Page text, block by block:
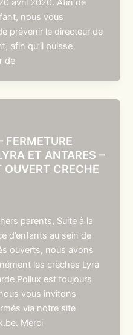
avril 2020. Afin de
nous vous
prévenir le directeur de
afin qu’il puisse
de
FERMETURE
ET ANTARES –
OUVERT CRECHE
parents, Suite à la
d’enfants au sein de
ouverts, nous avons
les crèches Lyra
Pollux est toujours
vous invitons
via notre site
Merci